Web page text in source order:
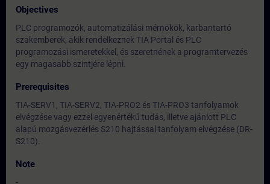
Objectives
PLC programozók, automatizálási mérnökök, karbantartó
szakemberek, akik rendelkeznek TIA Portal és PLC
programozási ismeretekkel, és szeretnének a programtervezés
egy magasabb szintjére lépni.
Prerequisites
TIA-SERV1, TIA-SERV2, TIA-PRO2 és TIA-PRO3 tanfolyamok
elvégzése vagy ezzel egyenértékű tudás, illetve ajánlott PLC
alapú mozgásvezérlés S210 hajtással tanfolyam elvégzése (DR-
S210).
Note